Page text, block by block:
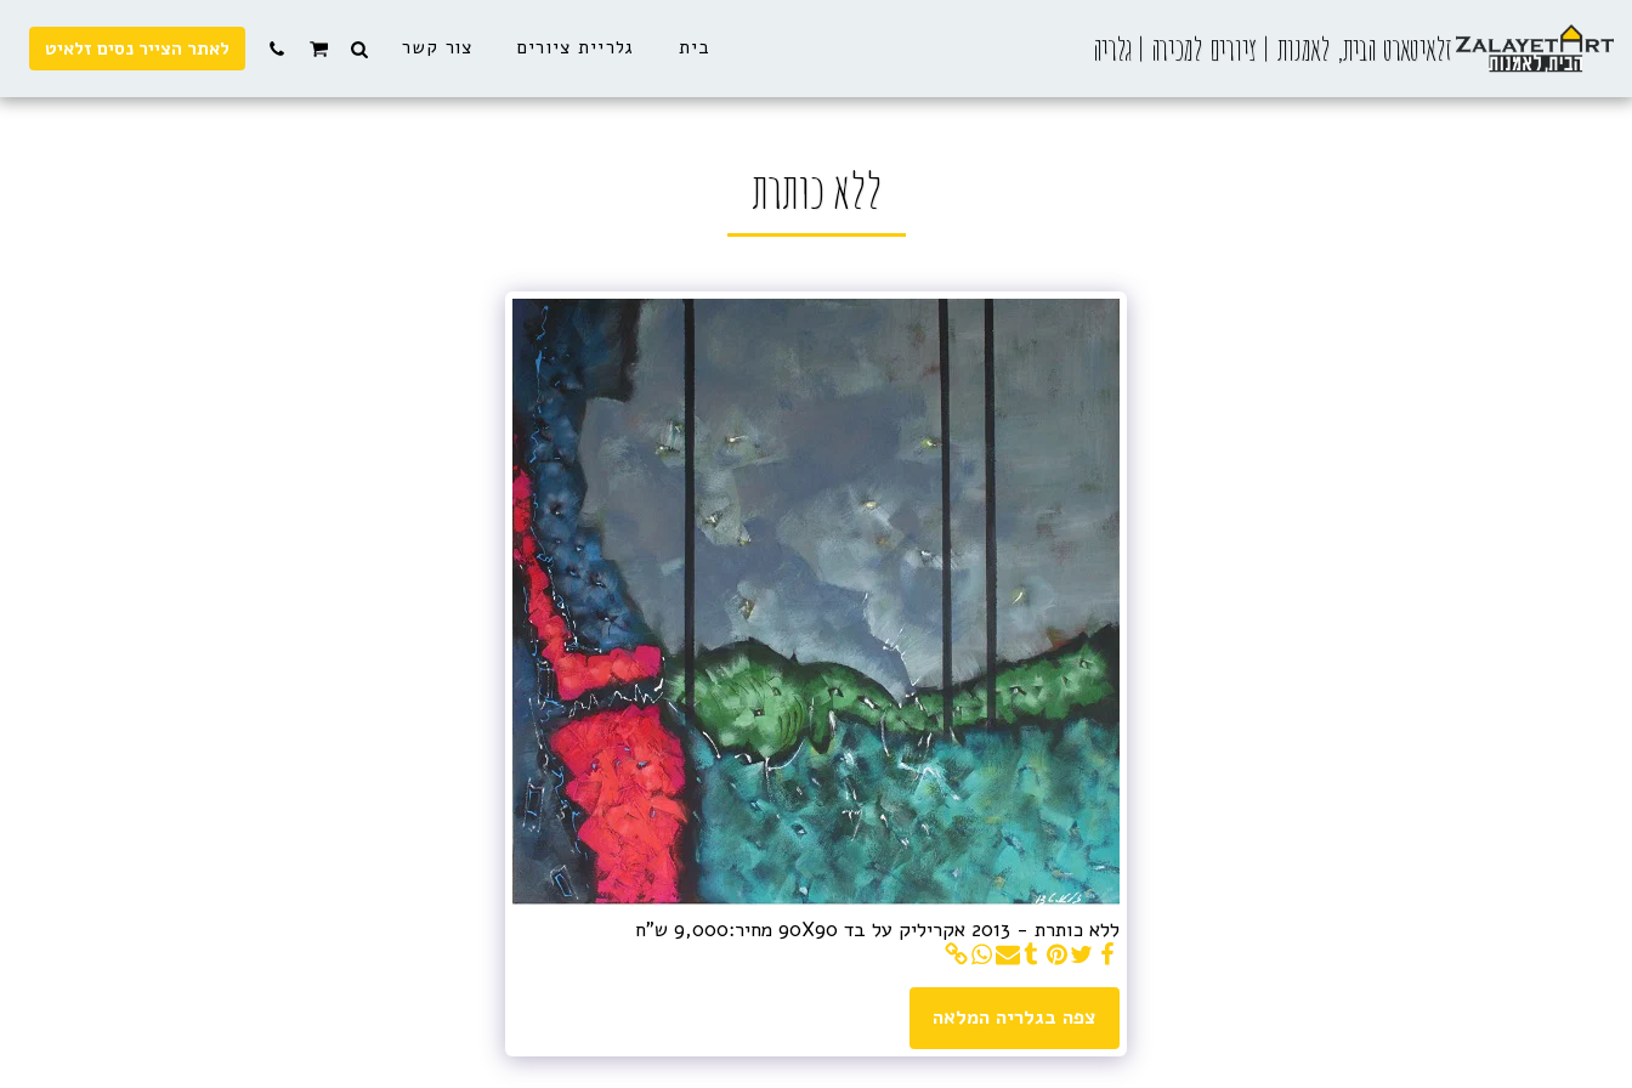
זלאיטארט הבית, לאמנות | ציורים למכירה | גלריה בית גלריית ציורים צור קשר לאתר הצייר נסים זלאיט
ללא כותרת
ללא כותרת - 2013 אקריליק על בד 90X90 מחיר:9,000 ש"ח
צפה בגלריה המלאה